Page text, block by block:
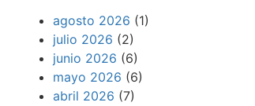
agosto 2026 (1)
julio 2026 (2)
junio 2026 (6)
mayo 2026 (6)
abril 2026 (7)